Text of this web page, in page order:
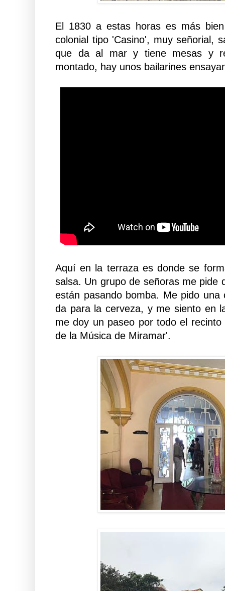
El 1830 a estas horas es más
colonial tipo 'Casino', muy señorial,
que da al mar y tiene mesas y
montado, hay unos bailarines
Aquí en la terraza es donde se
salsa. Un grupo de señoras me pide
están pasando bomba. Me pido
da para la cerveza, y me siento en
me doy un paseo por todo el
de la Música de Miramar'.